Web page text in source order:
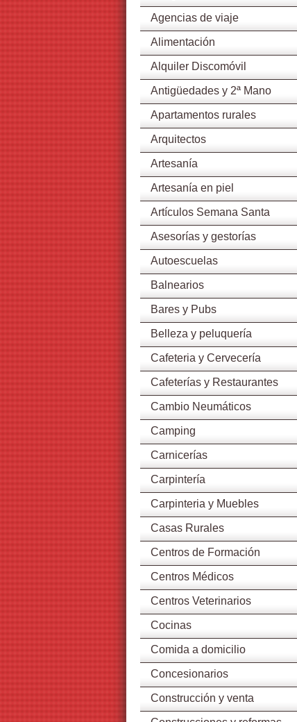
Agencias de viaje
Alimentación
Alquiler Discomóvil
Antigüedades y 2ª Mano
Apartamentos rurales
Arquitectos
Artesanía
Artesanía en piel
Artículos Semana Santa
Asesorías y gestorías
Autoescuelas
Balnearios
Bares y Pubs
Belleza y peluquería
Cafeteria y Cervecería
Cafeterías y Restaurantes
Cambio Neumáticos
Camping
Carnicerías
Carpintería
Carpinteria y Muebles
Casas Rurales
Centros de Formación
Centros Médicos
Centros Veterinarios
Cocinas
Comida a domicilio
Concesionarios
Construcción y venta